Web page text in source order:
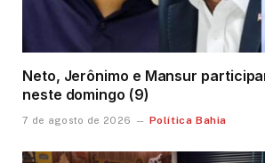
Neto, Jerônimo e Mansur
neste domingo (9)
7 de agosto de 2026 Política Bahia